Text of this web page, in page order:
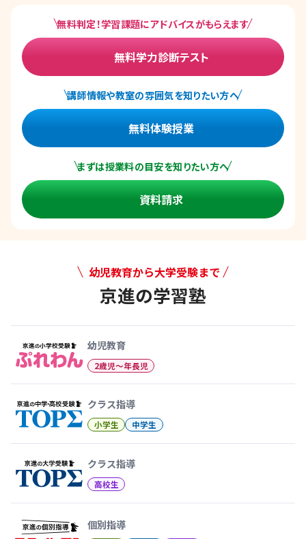
無料判定！学習課題にアドバイスがもらえます
無料学力診断テスト
講師情報や教室の雰囲気を知りたい方へ
無料体験授業
まずは授業料の目安を知りたい方へ
資料請求
幼児教育から大学受験まで
京進の学習塾
幼児教育
2歳児〜年長児
クラス指導
小学生 中学生
クラス指導
高校生
個別指導